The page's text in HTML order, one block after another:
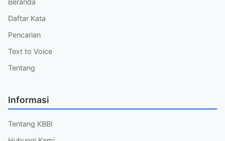
Beranda
Daftar Kata
Pencarian
Text to Voice
Tentang
Informasi
Tentang KBBI